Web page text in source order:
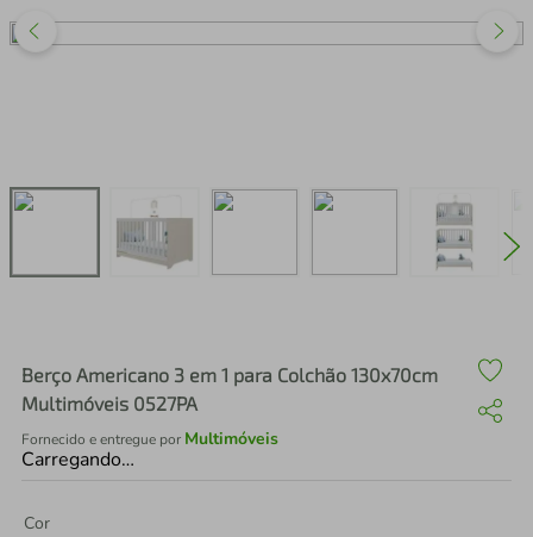
Berço Americano 3 em 1 para Colchão 130x70cm
Multimóveis 0527PA
Fornecido e entregue por Multimóveis
Carregando…
Cor